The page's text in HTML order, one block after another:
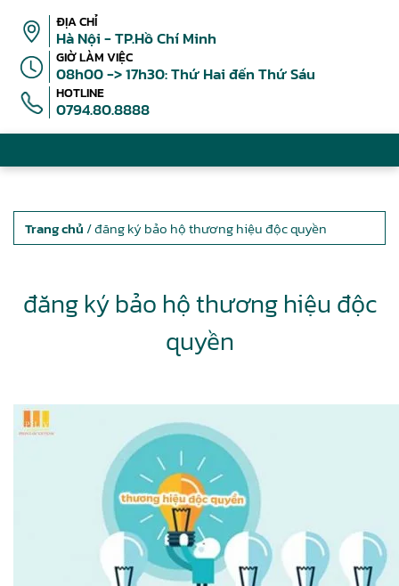
ĐỊA CHỈ
Hà Nội - TP.Hồ Chí Minh
GIỜ LÀM VIỆC
08h00 -> 17h30: Thứ Hai đến Thứ Sáu
HOTLINE
0794.80.8888
Trang chủ / đăng ký bảo hộ thương hiệu độc quyền
đăng ký bảo hộ thương hiệu độc
quyền